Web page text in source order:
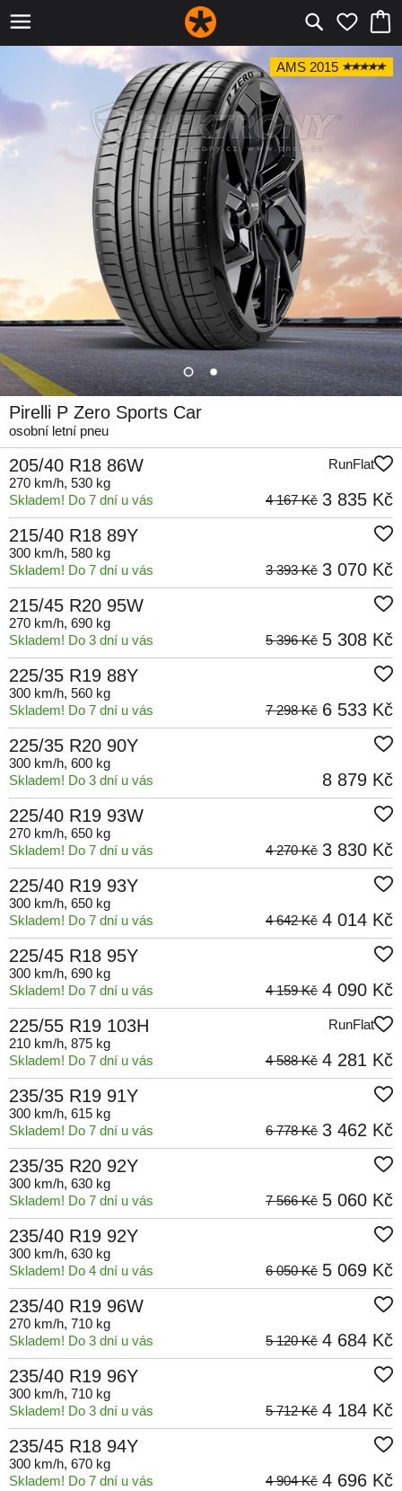
AMS 2015
Pirelli P Zero Sports Car
osobní letní pneu
205/40 R18 86W
RunFlat
270 km/h, 530 kg
Skladem! Do 7 dní u vás
3 835 Kč
4 167 Kč
215/40 R18 89Y
300 km/h, 580 kg
Skladem! Do 7 dní u vás
3 070 Kč
3 393 Kč
215/45 R20 95W
270 km/h, 690 kg
Skladem! Do 3 dní u vás
5 308 Kč
5 396 Kč
225/35 R19 88Y
300 km/h, 560 kg
Skladem! Do 7 dní u vás
6 533 Kč
7 298 Kč
225/35 R20 90Y
300 km/h, 600 kg
Skladem! Do 3 dní u vás
8 879 Kč
225/40 R19 93W
270 km/h, 650 kg
Skladem! Do 7 dní u vás
3 830 Kč
4 270 Kč
225/40 R19 93Y
300 km/h, 650 kg
Skladem! Do 7 dní u vás
4 014 Kč
4 642 Kč
225/45 R18 95Y
300 km/h, 690 kg
Skladem! Do 7 dní u vás
4 090 Kč
4 159 Kč
225/55 R19 103H
RunFlat
210 km/h, 875 kg
Skladem! Do 7 dní u vás
4 281 Kč
4 588 Kč
235/35 R19 91Y
300 km/h, 615 kg
Skladem! Do 7 dní u vás
3 462 Kč
6 778 Kč
235/35 R20 92Y
300 km/h, 630 kg
Skladem! Do 7 dní u vás
5 060 Kč
7 566 Kč
235/40 R19 92Y
300 km/h, 630 kg
Skladem! Do 4 dní u vás
5 069 Kč
6 050 Kč
235/40 R19 96W
270 km/h, 710 kg
Skladem! Do 3 dní u vás
4 684 Kč
5 120 Kč
235/40 R19 96Y
300 km/h, 710 kg
Skladem! Do 3 dní u vás
4 184 Kč
5 712 Kč
235/45 R18 94Y
300 km/h, 670 kg
Skladem! Do 7 dní u vás
4 696 Kč
4 904 Kč